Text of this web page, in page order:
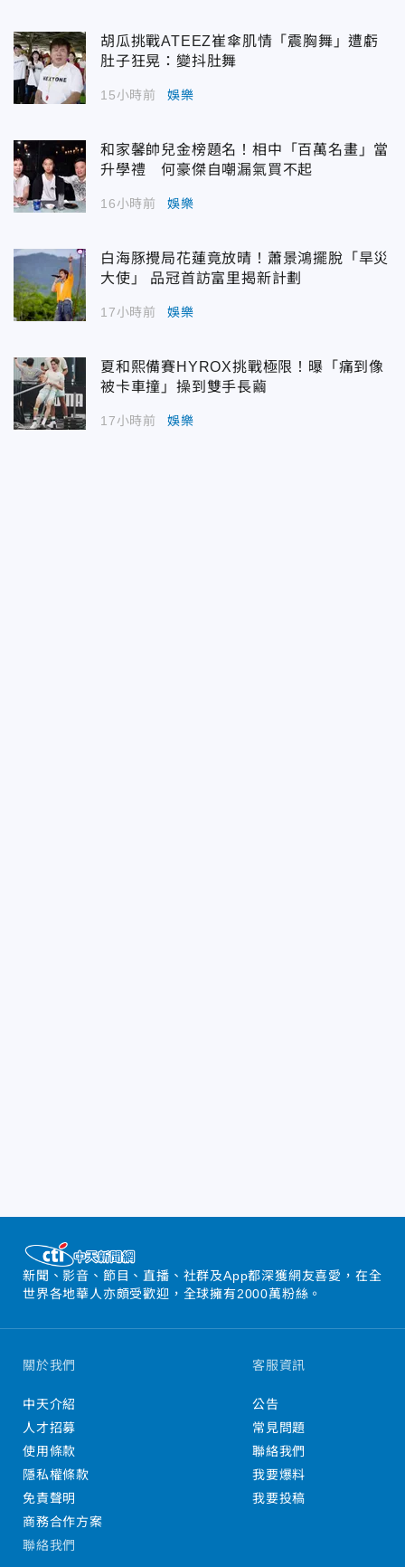
胡瓜挑戰ATEEZ崔傘肌情「震胸舞」遭虧
肚子狂晃：變抖肚舞
15小時前 娛樂
和家馨帥兒金榜題名！相中「百萬名畫」當
升學禮 何豪傑自嘲漏氣買不起
16小時前 娛樂
白海豚攪局花蓮竟放晴！蕭景鴻擺脫「旱災
大使」 品冠首訪富里揭新計劃
17小時前 娛樂
夏和熙備賽HYROX挑戰極限！曝「痛到像
被卡車撞」操到雙手長繭
17小時前 娛樂
新聞、影音、節目、直播、社群及App都深獲網友喜愛，在全
世界各地華人亦頗受歡迎，全球擁有2000萬粉絲。
關於我們
中天介紹
人才招募
使用條款
隱私權條款
免責聲明
商務合作方案
客服資訊
公告
常見問題
聯絡我們
我要爆料
我要投稿
聯絡我們